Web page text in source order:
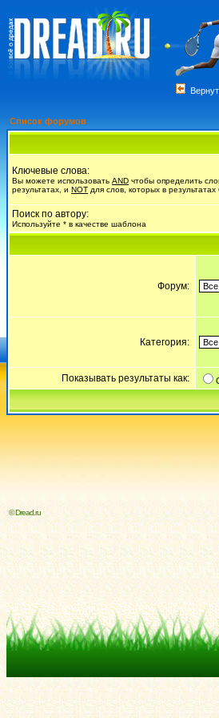
Список форумов
Ключевые слова:
Вы можете использовать AND чтобы определить
результатах, и NOT для слов, которых в
Поиск по автору:
Используйте * в качестве шаблона
Форум:
Категория:
Показывать результаты как:
© Dread.ru